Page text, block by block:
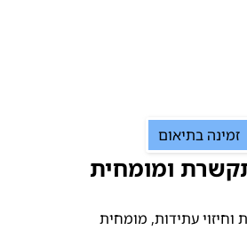
זמינה בתיאום
ומומחית
וחיזוי עתידות, מומחית